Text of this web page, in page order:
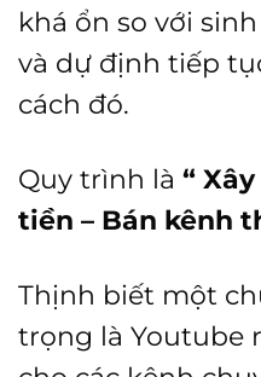
khá ổn so với
và dự định tiếp
cách đó.
Quy trình là “
tiền – Bán kênh
Thịnh biết một
trọng là Youtube